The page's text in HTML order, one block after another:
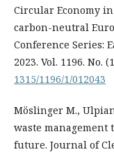
Circular Economy
carbon-neutral
Conference Series:
2023. Vol. 1196. No.
1315/1196/1/012043
Möslinger M.,
waste
future. Journal of